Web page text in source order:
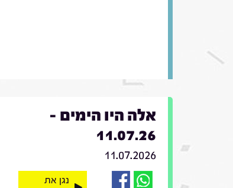
אלה היו הימים -
11.07.26
11.07.2026
נגן את